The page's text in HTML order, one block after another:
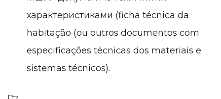
характеристиками (ficha técnica da
habitação (ou outros documentos com
especificações técnicas dos materiais e
sistemas técnicos).